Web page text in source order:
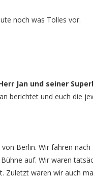
noch was Tolles vor.
Jan und seiner
berichtet und euch die
Berlin. Wir fahren nach
auf. Wir waren
Zuletzt waren wir auch